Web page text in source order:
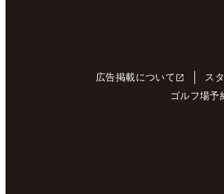
広告掲載について ス
ゴルフ場予